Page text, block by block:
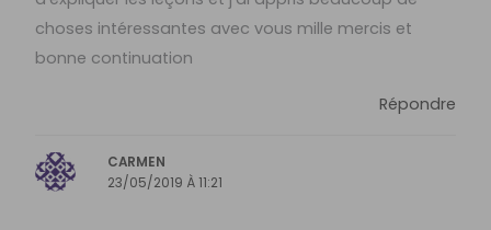
choses intéressantes avec vous mille mercis et
bonne continuation
Répondre
CARMEN
23/05/2019 À 11:21